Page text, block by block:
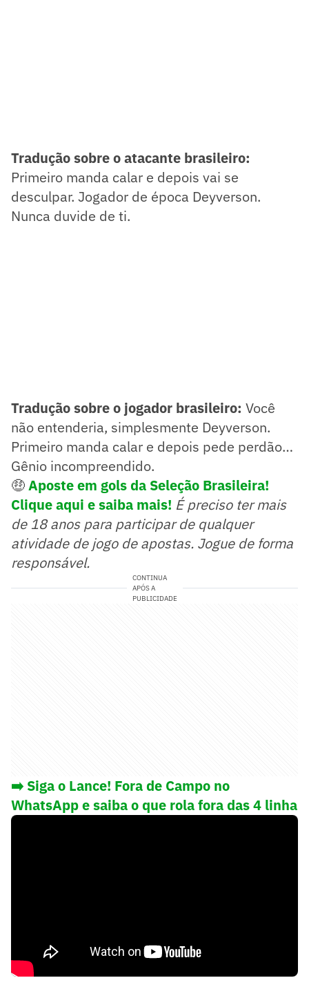
Tradução sobre o atacante brasileiro:
Primeiro manda calar e depois vai se
desculpar. Jogador de época Deyverson.
Nunca duvide de ti.
Tradução sobre o jogador brasileiro: Você
não entenderia, simplesmente Deyverson.
Primeiro manda calar e depois pede perdão…
Gênio incompreendido.
🤑Aposte em gols da Seleção Brasileira!
Clique aqui e saiba mais! É preciso ter mais
de 18 anos para participar de qualquer
atividade de jogo de apostas. Jogue de forma
responsável.
CONTINUA
APÓS A
PUBLICIDADE
➡️ Siga o Lance! Fora de Campo no
WhatsApp e saiba o que rola fora das 4 linha